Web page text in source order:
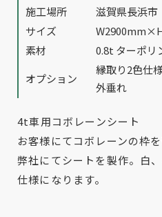
施工場所
滋賀県長浜市
サイズ
素材
0.8t ターポリ
オプション
縁取り2色仕
外垂れ
4t車用コボレーンシート
お客様にてコボレーンの枠
弊社にてシートを製作。白
仕様になります。